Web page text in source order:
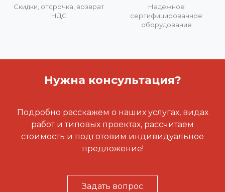
Скидки, отсрочка, возврат
НДС
Надежное
сертифицированное
оборудование
Нужна консультация?
Подробно расскажем о наших услугах, видах
работ и типовых проектах, рассчитаем
стоимость и подготовим индивидуальное
предложение!
Задать вопрос